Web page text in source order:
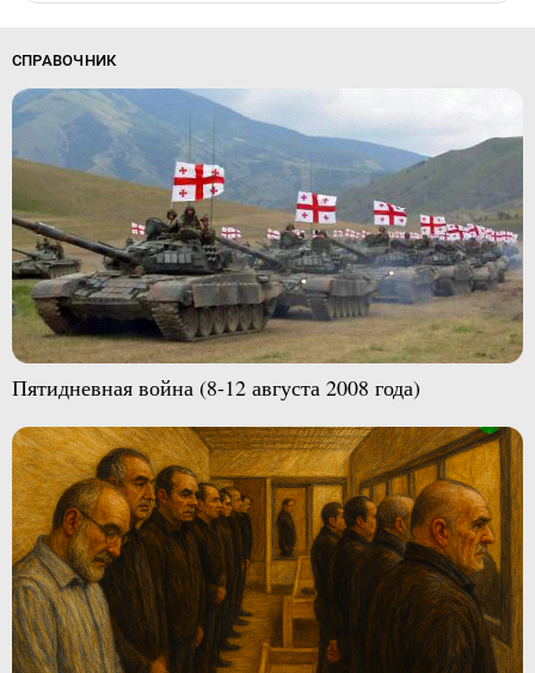
СПРАВОЧНИК
Пятидневная война (8-12 августа 2008 года)